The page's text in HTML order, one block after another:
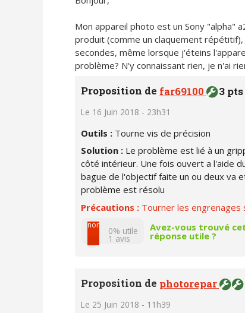
Mon appareil photo est un Sony "alpha"
produit (comme un claquement
secondes, même lorsque j'éteins
problème? N'y connaissant rien, je n'ai
Proposition de far69100 3 pts
Le 16 Juin 2018 - 23h31
Outils : Tourne vis de précision
Solution : Le problème est lié à un
côté intérieur. Une fois ouvert a l'aide
bague de l'objectif faite un ou deux va
problème est résolu
Précautions : Tourner les
non
0% utile
1 avis
Avez-vous trouvé
réponse utile ?
Proposition de photorepar
Le 25 Juin 2018 - 11h39